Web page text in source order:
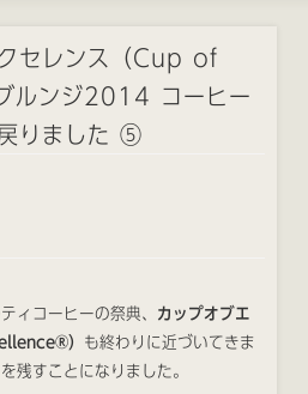
セレンス（Cup of
ンジ2014 コーヒー
りました ⑤
ィコーヒーの祭典、 カップオブエ
） も終わりに近づいてきま
残すことになりました。